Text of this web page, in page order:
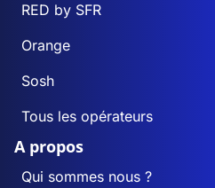
RED by SFR
Orange
Sosh
Tous les opérateurs
A propos
Qui sommes nous ?